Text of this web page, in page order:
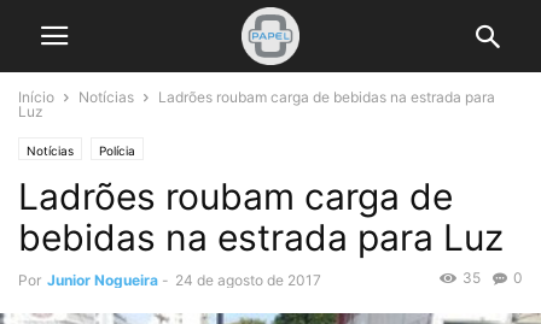
Início Notícias
Ladrões roubam carga de bebidas na estrada para
Luz
Notícias Polícia
Ladrões roubam carga de
bebidas na estrada para Luz
Por Junior Nogueira - 24 de agosto de 2017 0
35